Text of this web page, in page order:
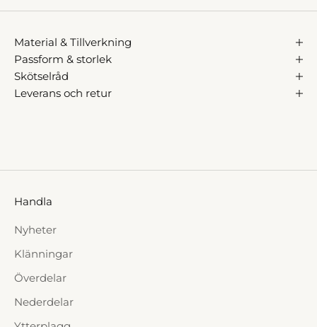
Material & Tillverkning
Passform & storlek
Skötselråd
Leverans och retur
Handla
Nyheter
Klänningar
Överdelar
Nederdelar